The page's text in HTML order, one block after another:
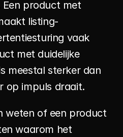
Een product met
listing-
vaak
met duidelijke
meestal sterker dan
op impuls draait.
weten of een product
waarom het